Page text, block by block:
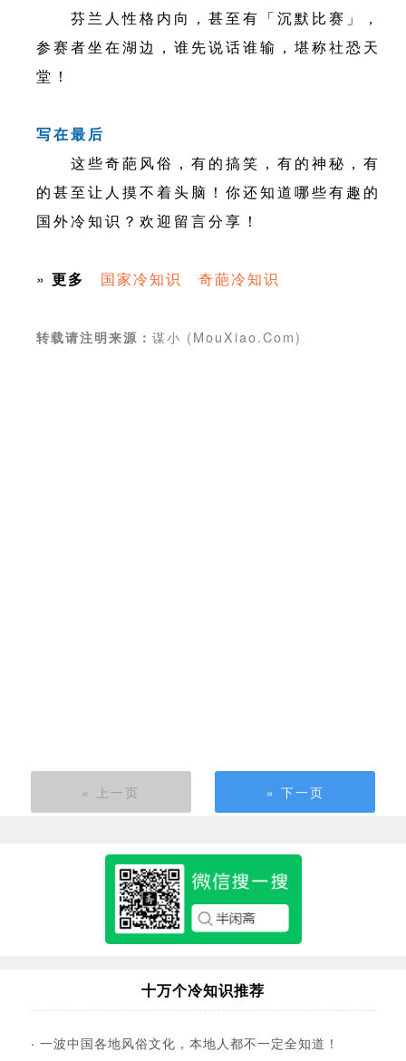
芬兰人性格内向，甚至有「沉默比赛」，
参赛者坐在湖边，谁先说话谁输，堪称社恐天
堂！
写在最后
这些奇葩风俗，有的搞笑，有的神秘，有
的甚至让人摸不着头脑！你还知道哪些有趣的
国外冷知识？欢迎留言分享！
» 更多 国家冷知识 奇葩冷知识
转载请注明来源： 谋小 (MouXiao.Com)
« 上一页 » 下一页
十万个冷知识推荐
· 一波中国各地风俗文化，本地人都不一定全知道！